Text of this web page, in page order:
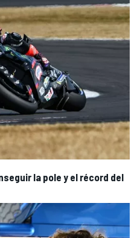
la pole y el récord del